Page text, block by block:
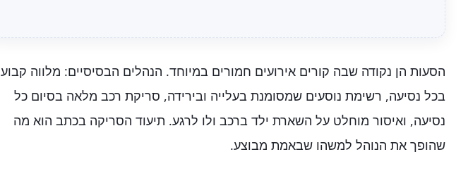
הסעות הן נקודה שבה קורים אירועים חמורים במיוחד. הנהלים הבסיסיים: מלווה קבוע
בכל נסיעה, רשימת נוסעים שמסומנת בעלייה ובירידה, סריקת רכב מלאה בסיום כל
נסיעה, ואיסור מוחלט על השארת ילד ברכב ולו לרגע. תיעוד הסריקה בכתב הוא מה
שהופך את הנוהל למשהו שבאמת מבוצע.